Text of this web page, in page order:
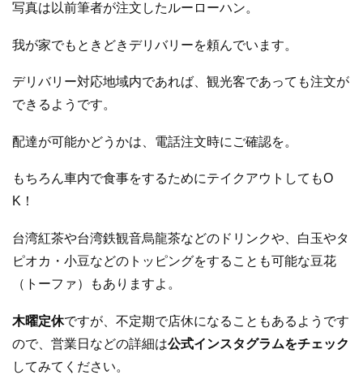
写真は以前筆者が注文したルーローハン。
我が家でもときどきデリバリーを頼んでいます。
デリバリー対応地域内であれば、観光客であっても注文が
できるようです。
配達が可能かどうかは、電話注文時にご確認を。
もちろん車内で食事をするためにテイクアウトしてもO
K！
台湾紅茶や台湾鉄観音烏龍茶などのドリンクや、白玉やタ
ピオカ・小豆などのトッピングをすることも可能な豆花
（トーファ）もありますよ。
木曜定休ですが、不定期で店休になることもあるようです
ので、営業日などの詳細は公式インスタグラムをチェック
してみてください。